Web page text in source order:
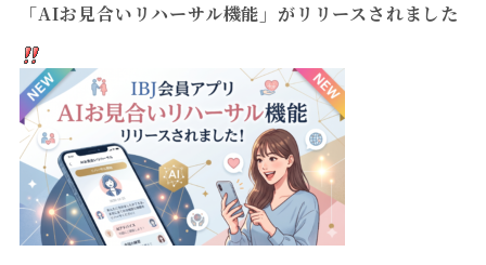
「AIお見合いリハーサル機能」がリリースされました